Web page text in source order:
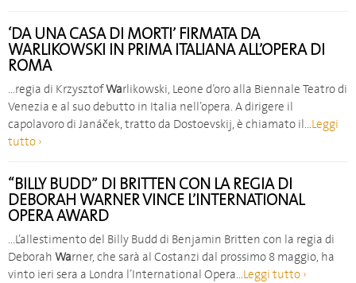
‘DA UNA CASA DI MORTI’ FIRMATA DA
WARLIKOWSKI IN PRIMA ITALIANA ALL’OPERA DI
ROMA
…regia di KrzysztofWarlikowski, Leone d’oro alla Biennale Teatro di
Venezia e al suo debutto in Italia nell’opera. A dirigere il
capolavoro di Janáček, tratto da Dostoevskij, è chiamato il…Leggi
tutto ›
“BILLY BUDD” DI BRITTEN CON LA REGIA DI
DEBORAH WARNER VINCE L’INTERNATIONAL
OPERA AWARD
…L’allestimento del Billy Budd di Benjamin Britten con la regia di
Deborah Warner, che sarà al Costanzi dal prossimo 8 maggio, ha
vinto ieri sera a Londra l’International Opera…Leggi tutto ›